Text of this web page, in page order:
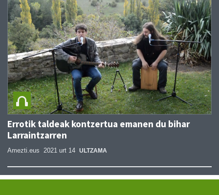
Errotik taldeak kontzertua emanen du bihar
Larraintzarren
Amezti.eus 2021 urt 14 ULTZAMA